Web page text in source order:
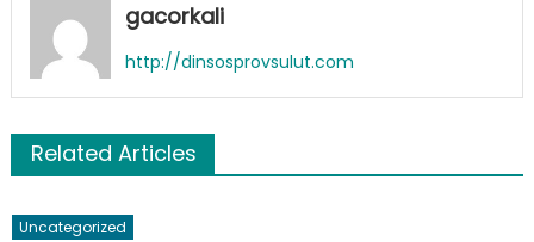
gacorkali
http://dinsosprovsulut.com
Related Articles
Uncategorized